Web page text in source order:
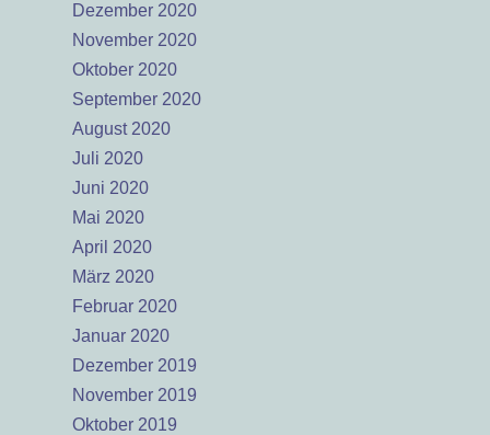
Dezember 2020
November 2020
Oktober 2020
September 2020
August 2020
Juli 2020
Juni 2020
Mai 2020
April 2020
März 2020
Februar 2020
Januar 2020
Dezember 2019
November 2019
Oktober 2019